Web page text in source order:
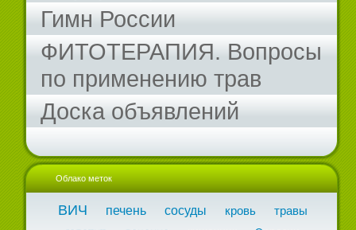
Гимн России
ФИТОТЕРАПИЯ. Вопросы
по применению трав
Доска объявлений
Облако меток
ВИЧ печень сосуды кровь
травы